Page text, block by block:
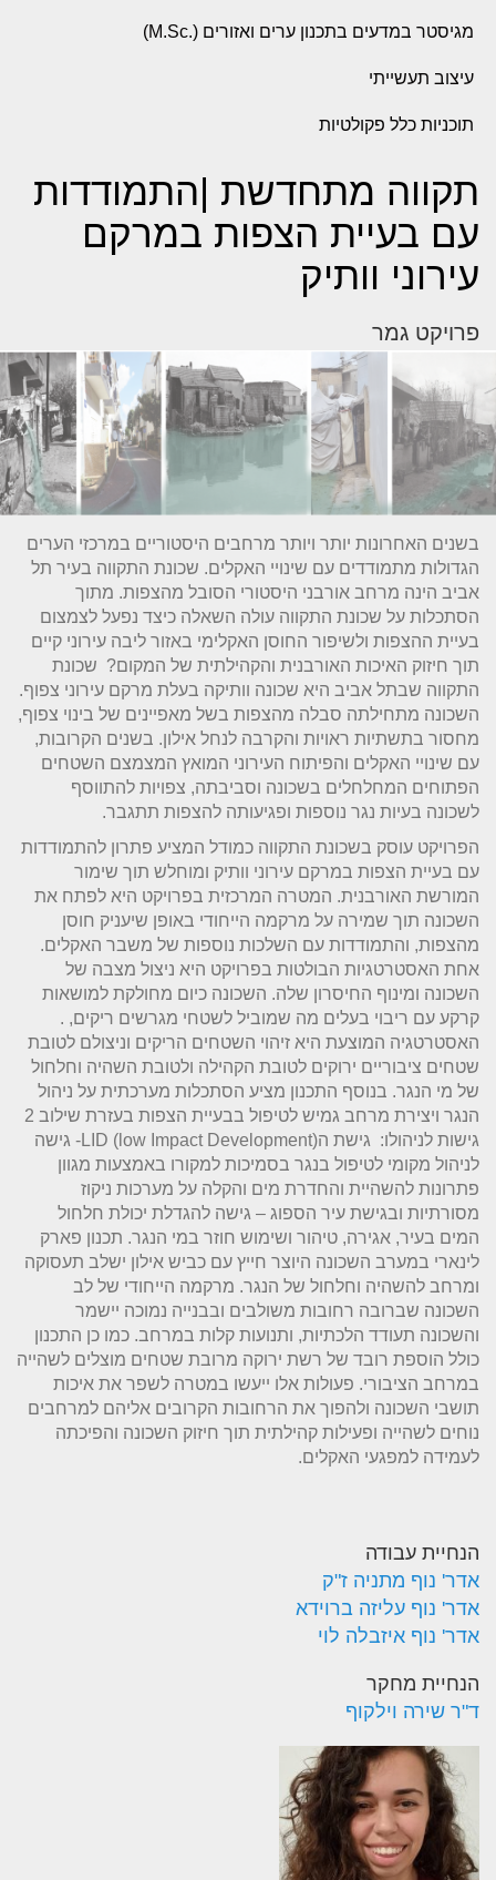
מגיסטר במדעים בתכנון ערים ואזורים (.M.Sc)
עיצוב תעשייתי
תוכניות כלל פקולטיות
תקווה מתחדשת |התמודדות
עם בעיית הצפות במרקם
עירוני וותיק
פרויקט גמר
בשנים האחרונות יותר ויותר מרחבים היסטוריים במרכזי הערים
הגדולות מתמודדים עם שינויי האקלים. שכונת התקווה בעיר תל
אביב הינה מרחב אורבני היסטורי הסובל מהצפות. מתוך
הסתכלות על שכונת התקווה עולה השאלה כיצד נפעל לצמצום
בעיית ההצפות ולשיפור החוסן האקלימי באזור ליבה עירוני קיים
תוך חיזוק האיכות האורבנית והקהילתית של המקום? שכונת
התקווה שבתל אביב היא שכונה וותיקה בעלת מרקם עירוני צפוף.
השכונה מתחילתה סבלה מהצפות בשל מאפיינים של בינוי צפוף,
מחסור בתשתיות ראויות והקרבה לנחל אילון. בשנים הקרובות,
עם שינויי האקלים והפיתוח העירוני המואץ המצמצם השטחים
הפתוחים המחלחלים בשכונה וסביבתה, צפויות להתווסף
לשכונה בעיות נגר נוספות ופגיעותה להצפות תתגבר.
הפרויקט עוסק בשכונת התקווה כמודל המציע פתרון להתמודדות
עם בעיית הצפות במרקם עירוני וותיק ומוחלש תוך שימור
המורשת האורבנית. המטרה המרכזית בפרויקט היא לפתח את
השכונה תוך שמירה על מרקמה הייחודי באופן שיעניק חוסן
מהצפות, והתמודדות עם השלכות נוספות של משבר האקלים.
אחת האסטרטגיות הבולטות בפרויקט היא ניצול מצבה של
השכונה ומינוף החיסרון שלה. השכונה כיום מחולקת למושאות
קרקע עם ריבוי בעלים מה שמוביל לשטחי מגרשים ריקים, .
האסטרטגיה המוצעת היא זיהוי השטחים הריקים וניצולם לטובת
שטחים ציבוריים ירוקים לטובת הקהילה ולטובת השהיה וחלחול
של מי הנגר. בנוסף התכנון מציע הסתכלות מערכתית על ניהול
הנגר ויצירת מרחב גמיש לטיפול בבעיית הצפות בעזרת שילוב 2
גישות לניהולו: גישת הLID (low Impact Development)- גישה
לניהול מקומי לטיפול בנגר בסמיכות למקורו באמצעות מגוון
פתרונות להשהיית והחדרת מים והקלה על מערכות ניקוז
מסורתיות ובגישת עיר הספוג – גישה להגדלת יכולת חלחול
המים בעיר, אגירה, טיהור ושימוש חוזר במי הנגר. תכנון פארק
לינארי במערב השכונה היוצר חייץ עם כביש אילון ישלב תעסוקה
ומרחב להשהיה וחלחול של הנגר. מרקמה הייחודי של לב
השכונה שברובה רחובות משולבים ובבנייה נמוכה יישמר
והשכונה תעודד הלכתיות, ותנועות קלות במרחב. כמו כן התכנון
כולל הוספת רובד של רשת ירוקה מרובת שטחים מוצלים לשהייה
במרחב הציבורי. פעולות אלו ייעשו במטרה לשפר את איכות
תושבי השכונה ולהפוך את הרחובות הקרובים אליהם למרחבים
נוחים לשהייה ופעילות קהילתית תוך חיזוק השכונה והפיכתה
לעמידה למפגעי האקלים.
הנחיית עבודה
אדר' נוף מתניה ז"ק
אדר' נוף עליזה ברוידא
אדר' נוף איזבלה לוי
הנחיית מחקר
ד"ר שירה וילקוף